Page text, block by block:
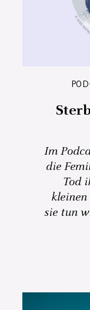
Im
die
Tod
sie tun